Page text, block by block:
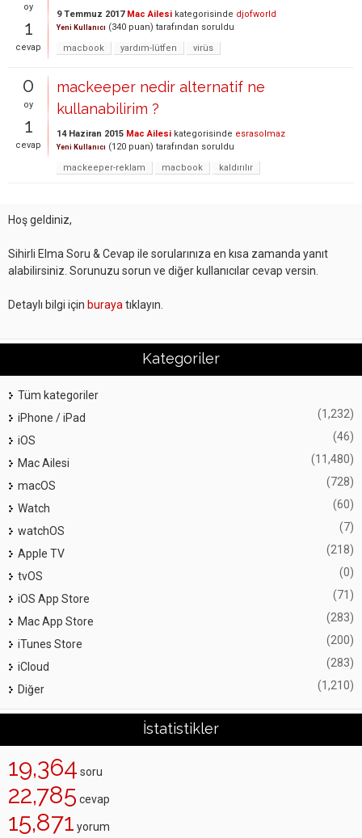
oy
1
cevap
9 Temmuz 2017 Mac Ailesi kategorisinde djofworld
Yeni Kullanıcı (340 puan) tarafından soruldu
macbook
yardım-lütfen virüs
0
oy
1
cevap
mackeeper nedir alternatif ne
kullanabilirim ?
14 Haziran 2015 Mac Ailesi kategorisinde esrasolmaz
Yeni Kullanıcı (120 puan) tarafından soruldu
mackeeper-reklam
macbook kaldırılır
Hoş geldiniz,
Sihirli Elma Soru & Cevap ile sorularınıza en kısa zamanda yanıt
alabilirsiniz. Sorunuzu sorun ve diğer kullanıcılar cevap versin.
Detaylı bilgi için buraya tıklayın.
Kategoriler
Tüm kategoriler
iPhone / iPad
(1,232)
iOS (46)
Mac Ailesi (11,480)
macOS (728)
Watch (60)
watchOS (7)
Apple TV (218)
tvOS (0)
iOS App Store (71)
Mac App Store (283)
iTunes Store (200)
iCloud (283)
Diğer (1,210)
İstatistikler
19,364 soru
22,785 cevap
15,871 yorum